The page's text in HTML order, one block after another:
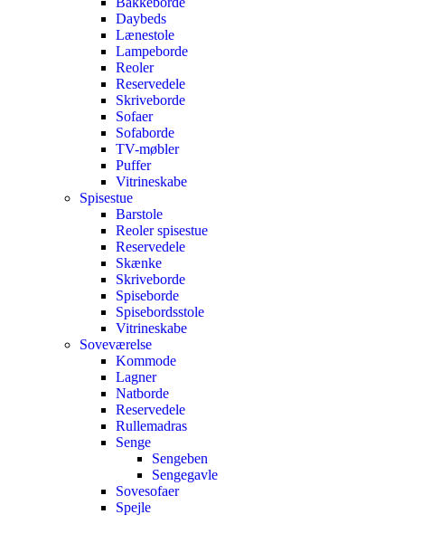
Daybeds
Lænestole
Lampeborde
Reoler
Reservedele
Skriveborde
Sofaer
Sofaborde
TV-møbler
Puffer
Vitrineskabe
Spisestue
Barstole
Reoler spisestue
Reservedele
Skænke
Skriveborde
Spiseborde
Spisebordsstole
Vitrineskabe
Soveværelse
Kommode
Lagner
Natborde
Reservedele
Rullemadras
Senge
Sengeben
Sengegavle
Sovesofaer
Spejle